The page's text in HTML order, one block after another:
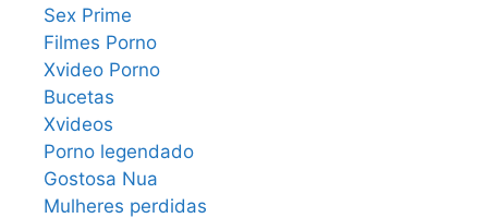
Sex Prime
Filmes Porno
Xvideo Porno
Bucetas
Xvideos
Porno legendado
Gostosa Nua
Mulheres perdidas